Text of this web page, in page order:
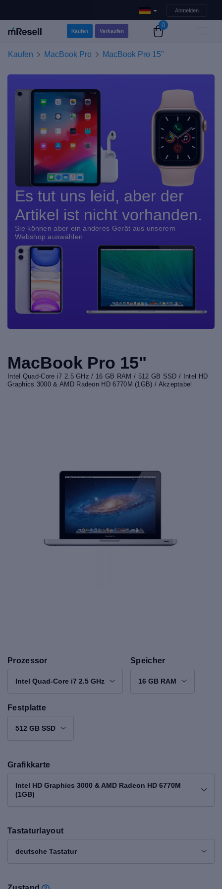
Anmelden
Kaufen Verkaufen
0
Kaufen MacBook Pro MacBook Pro 15"
Es tut uns leid, aber der
Artikel ist nicht vorhanden.
Sie können aber ein anderes Gerät aus unserem
Webshop auswählen
MacBook Pro 15"
Intel Quad-Core i7 2.5 GHz / 16 GB RAM / 512 GB SSD / Intel HD
Graphics 3000 & AMD Radeon HD 6770M (1GB) / Akzeptabel
Prozessor
Intel Quad-Core i7 2.5 GHz
Speicher
16 GB RAM
Festplatte
512 GB SSD
Grafikkarte
Intel HD Graphics 3000 & AMD Radeon HD 6770M
(1GB)
Tastaturlayout
deutsche Tastatur